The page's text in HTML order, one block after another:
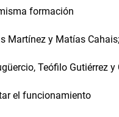
formación
Martínez y Matías
Teófilo Gutiérrez y
el funcionamiento